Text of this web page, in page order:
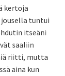
kertoja
jousella tuntui
itseäni
saaliin
riitti, mutta
aina kun